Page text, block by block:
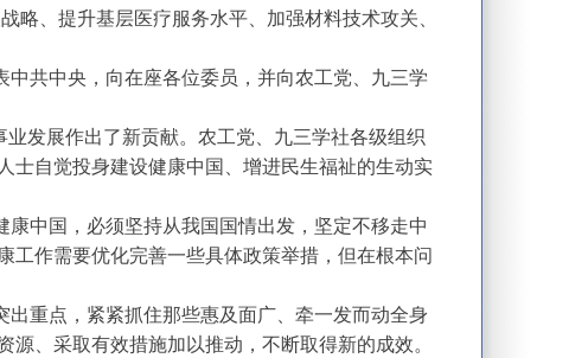
略、提升基层医疗服务水平、加强材料技术攻关、
共中央，向在座各位委员，并向农工党、九三学
发展作出了新贡献。农工党、九三学社各级组织
士自觉投身建设健康中国、增进民生福祉的生动实
中国，必须坚持从我国国情出发，坚定不移走中
工作需要优化完善一些具体政策举措，但在根本问
重点，紧紧抓住那些惠及面广、牵一发而动全身
、采取有效措施加以推动，不断取得新的成效。